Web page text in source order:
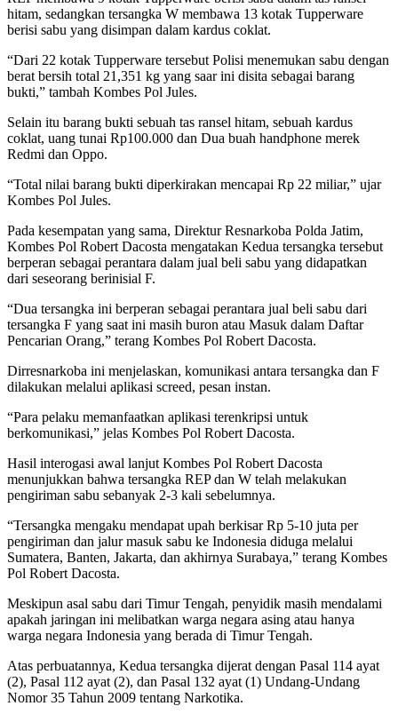
hitam, sedangkan tersangka W membawa 13 kotak Tupperware
berisi sabu yang disimpan dalam kardus coklat.
“Dari 22 kotak Tupperware tersebut Polisi menemukan sabu dengan
berat bersih total 21,351 kg yang saar ini disita sebagai barang
bukti,” tambah Kombes Pol Jules.
Selain itu barang bukti sebuah tas ransel hitam, sebuah kardus
coklat, uang tunai Rp100.000 dan Dua buah handphone merek
Redmi dan Oppo.
“Total nilai barang bukti diperkirakan mencapai Rp 22 miliar,” ujar
Kombes Pol Jules.
Pada kesempatan yang sama, Direktur Resnarkoba Polda Jatim,
Kombes Pol Robert Dacosta mengatakan Kedua tersangka tersebut
berperan sebagai perantara dalam jual beli sabu yang didapatkan
dari seseorang berinisial F.
“Dua tersangka ini berperan sebagai perantara jual beli sabu dari
tersangka F yang saat ini masih buron atau Masuk dalam Daftar
Pencarian Orang,” terang Kombes Pol Robert Dacosta.
Dirresnarkoba ini menjelaskan, komunikasi antara tersangka dan F
dilakukan melalui aplikasi screed, pesan instan.
“Para pelaku memanfaatkan aplikasi terenkripsi untuk
berkomunikasi,” jelas Kombes Pol Robert Dacosta.
Hasil interogasi awal lanjut Kombes Pol Robert Dacosta
menunjukkan bahwa tersangka REP dan W telah melakukan
pengiriman sabu sebanyak 2-3 kali sebelumnya.
“Tersangka mengaku mendapat upah berkisar Rp 5-10 juta per
pengiriman dan jalur masuk sabu ke Indonesia diduga melalui
Sumatera, Banten, Jakarta, dan akhirnya Surabaya,” terang Kombes
Pol Robert Dacosta.
Meskipun asal sabu dari Timur Tengah, penyidik masih mendalami
apakah jaringan ini melibatkan warga negara asing atau hanya
warga negara Indonesia yang berada di Timur Tengah.
Atas perbuatannya, Kedua tersangka dijerat dengan Pasal 114 ayat
(2), Pasal 112 ayat (2), dan Pasal 132 ayat (1) Undang-Undang
Nomor 35 Tahun 2009 tentang Narkotika.